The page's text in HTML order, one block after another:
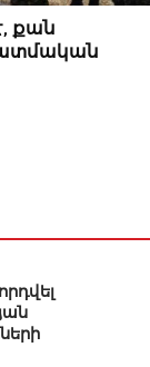
քան